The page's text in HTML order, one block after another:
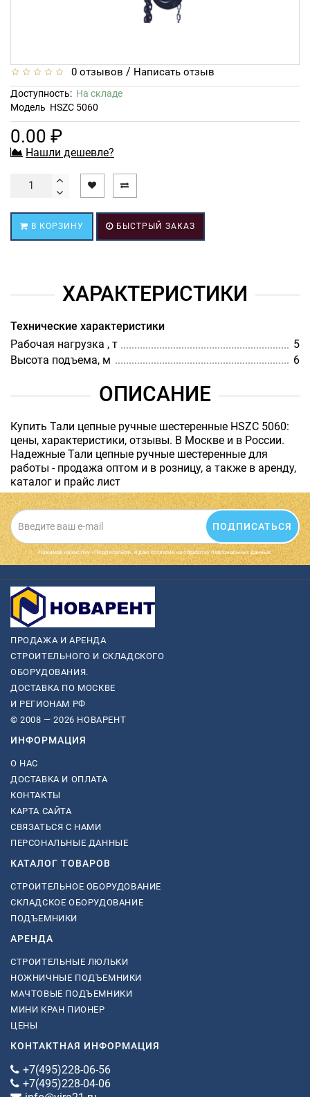
0 отзывов / Написать отзыв
Доступность: На складе
Модель HSZC 5060
0.00 ₽
Нашли дешевле?
В КОРЗИНУ БЫСТРЫЙ ЗАКАЗ
ХАРАКТЕРИСТИКИ
Технические характеристики
Рабочая нагрузка , т
5
Высота подъема, м
6
ОПИСАНИЕ
Купить Тали цепные ручные шестеренные HSZC 5060:
цены, характеристики, отзывы. В Москве и в России.
Надежные Тали цепные ручные шестеренные для
работы - продажа оптом и в розницу, а также в аренду,
каталог и прайс лист
ПОДПИСАТЬСЯ
Нажимая на кнопку «Подписаться», я даю cогласие на обработку персональных данных.
ПРОДАЖА И АРЕНДА
СТРОИТЕЛЬНОГО И СКЛАДСКОГО
ОБОРУДОВАНИЯ.
ДОСТАВКА ПО МОСКВЕ
И РЕГИОНАМ РФ
© 2008 — 2026 НОВАРЕНТ
ИНФОРМАЦИЯ
О НАС
ДОСТАВКА И ОПЛАТА
КОНТАКТЫ
КАРТА САЙТА
СВЯЗАТЬСЯ С НАМИ
ПЕРСОНАЛЬНЫЕ ДАННЫЕ
КАТАЛОГ ТОВАРОВ
СТРОИТЕЛЬНОЕ ОБОРУДОВАНИЕ
СКЛАДСКОЕ ОБОРУДОВАНИЕ
ПОДЪЕМНИКИ
АРЕНДА
СТРОИТЕЛЬНЫЕ ЛЮЛЬКИ
НОЖНИЧНЫЕ ПОДЪЕМНИКИ
МАЧТОВЫЕ ПОДЪЕМНИКИ
МИНИ КРАН ПИОНЕР
ЦЕНЫ
КОНТАКТНАЯ ИНФОРМАЦИЯ
+7(495)228-06-56
+7(495)228-04-06